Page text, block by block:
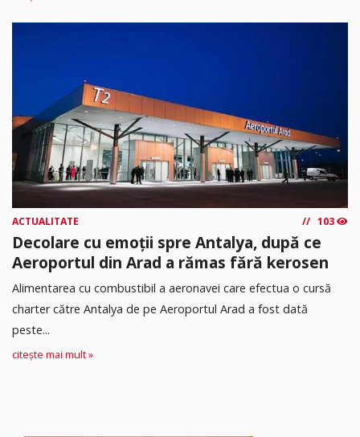
ACTUALITATE 103
Decolare cu emoții spre Antalya, după ce
Aeroportul din Arad a rămas fără kerosen
Alimentarea cu combustibil a aeronavei care efectua o cursă
charter către Antalya de pe Aeroportul Arad a fost dată
peste...
citește mai mult »